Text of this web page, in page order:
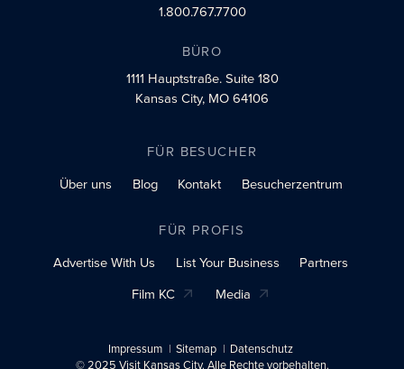
1.800.767.7700
BÜRO
1111 Hauptstraße.Suite 180
Kansas City, MO 64106
FÜR BESUCHER
Über uns
Blog Kontakt Besucherzentrum
FÜR PROFIS
Advertise With Us
List Your Business
Partners
Film KC
Media
Impressum Sitemap
Datenschutz
© 2025 Visit Kansas City. Alle Rechte vorbehalten.